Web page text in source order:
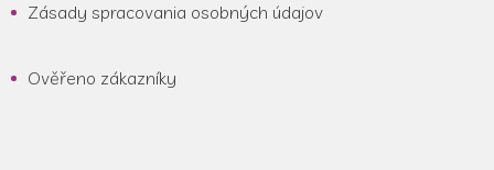
Zásady spracovania osobných údajov
Ověřeno zákazníky